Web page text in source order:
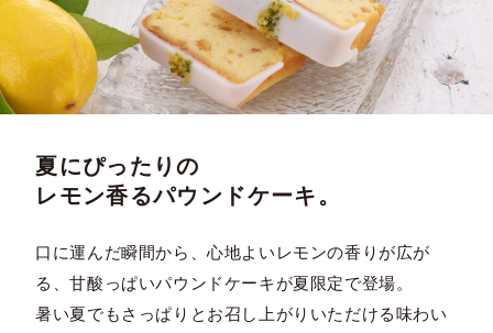
夏にぴったりの
レモン香るパウンドケーキ。
口に運んだ瞬間から、心地よいレモンの香りが広が
る、甘酸っぱいパウンドケーキが夏限定で登場。
暑い夏でもさっぱりとお召し上がりいただける味わい